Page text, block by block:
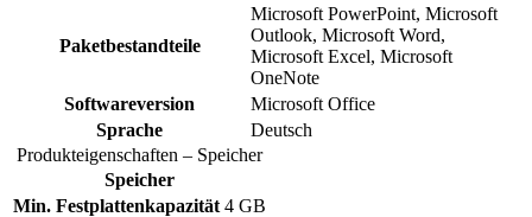
Paketbestandteile
Microsoft PowerPoint, Microsoft
Outlook, Microsoft Word,
Microsoft Excel, Microsoft
OneNote
Softwareversion
Microsoft Office
Sprache
Deutsch
Produkteigenschaften – Speicher
Speicher
Min. Festplattenkapazität 4 GB